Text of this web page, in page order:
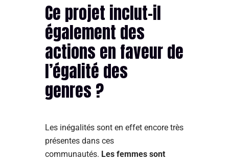
Ce projet inclut-il
également des
actions en faveur de
l’égalité des
genres ?
Les inégalités sont en effet encore très
présentes dans ces
communautés. Les femmes sont